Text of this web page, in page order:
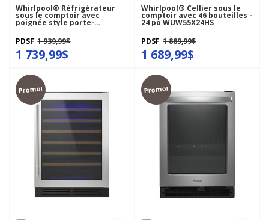
Whirlpool® Réfrigérateur
sous le comptoir avec
poignée style porte-
serviette - 24 po - 5.1 pi cu
WUR35X24HZ
PDSF 1 939,99$
1 739,99$
Whirlpool® Cellier sous le
comptoir avec 46 bouteilles -
24 po WUW55X24HS
PDSF 1 889,99$
1 689,99$
Promo! Promo!